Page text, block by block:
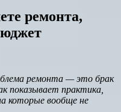
ремонта,
ремонта — это брак
показывает практика,
которые вообще не